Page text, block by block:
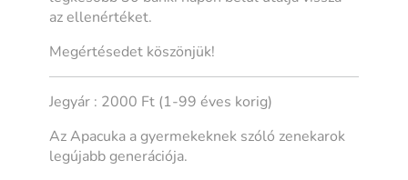
az ellenértéket.
Megértésedet köszönjük!
Jegyár : 2000 Ft (1-99 éves korig)
Az Apacuka a gyermekeknek szóló zenekarok
legújabb generációja.